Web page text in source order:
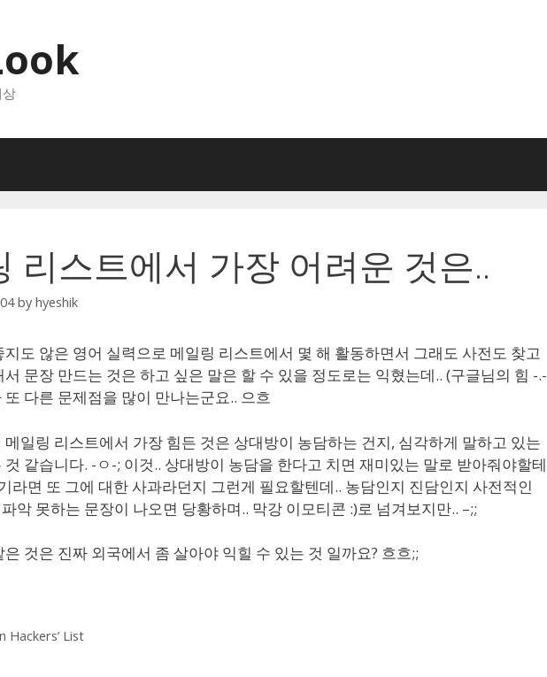
리스트에서 가장 어려운 것은..
by hyeshik
지도 않은 영어 실력으로 메일링 리스트에서 몇 해 활동하면서 그래도 사전도 찾고
문장 만드는 것은 하고 싶은 말은 할 수 있을 정도로는 익혔는데.. (구글님의 힘 -.-
또 다른 문제점을 많이 만나는군요.. 으흐
메일링 리스트에서 가장 힘든 것은 상대방이 농담하는 건지, 심각하게 말하고 있는
같습니다. -ㅇ-; 이것.. 상대방이 농담을 한다고 치면 재미있는 말로 받아줘야할테
라면 또 그에 대한 사과라던지 그런게 필요할텐데.. 농담인지 진담인지 사전적인
악 못하는 문장이 나오면 당황하며.. 막강 이모티콘 :)로 넘겨보지만.. –;;
것은 진짜 외국에서 좀 살아야 익힐 수 있는 것 일까요? 흐흐;;
Hackers’ List